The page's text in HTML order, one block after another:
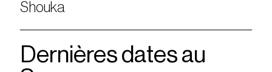
Shouka
Dernières dates au